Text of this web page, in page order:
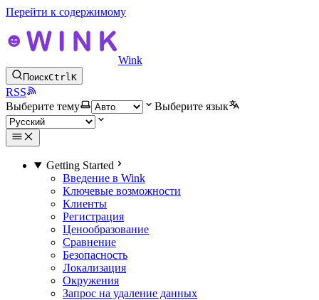
Перейти к содержимому
Wink
ПоискCtrlK
RSS
Выберите тему
Выберите язык
Getting Started
Введение в Wink
Ключевые возможности
Клиенты
Регистрация
Ценообразование
Сравнение
Безопасность
Локализация
Окружения
Запрос на удаление данных